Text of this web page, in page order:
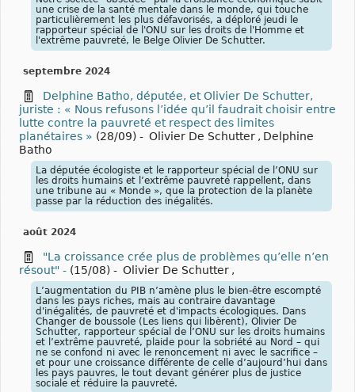
une crise de la santé mentale dans le monde, qui touche
particulièrement les plus défavorisés, a déploré jeudi le
rapporteur spécial de l'ONU sur les droits de l'Homme et
l'extrême pauvreté, le Belge Olivier De Schutter.
septembre 2024
Delphine Batho, députée, et Olivier De Schutter,
juriste : « Nous refusons l’idée qu’il faudrait choisir entre
lutte contre la pauvreté et respect des limites
planétaires » (28/09) - Olivier De Schutter , Delphine
Batho
La députée écologiste et le rapporteur spécial de l’ONU sur
les droits humains et l’extrême pauvreté rappellent, dans
une tribune au « Monde », que la protection de la planète
passe par la réduction des inégalités.
août 2024
"La croissance crée plus de problèmes qu’elle n’en
résout" - (15/08) - Olivier De Schutter ,
L’augmentation du PIB n’amène plus le bien-être escompté
dans les pays riches, mais au contraire davantage
d'inégalités, de pauvreté et d'impacts écologiques. Dans
Changer de boussole (Les liens qui libèrent), Olivier De
Schutter, rapporteur spécial de l’ONU sur les droits humains
et l’extrême pauvreté, plaide pour la sobriété au Nord – qui
ne se confond ni avec le renoncement ni avec le sacrifice –
et pour une croissance différente de celle d’aujourd’hui dans
les pays pauvres, le tout devant générer plus de justice
sociale et réduire la pauvreté.